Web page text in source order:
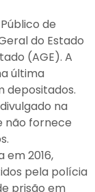
de
do Estado
(AGE). A
última
depositados.
na
não fornece
em 2016,
pela polícia
prisão em